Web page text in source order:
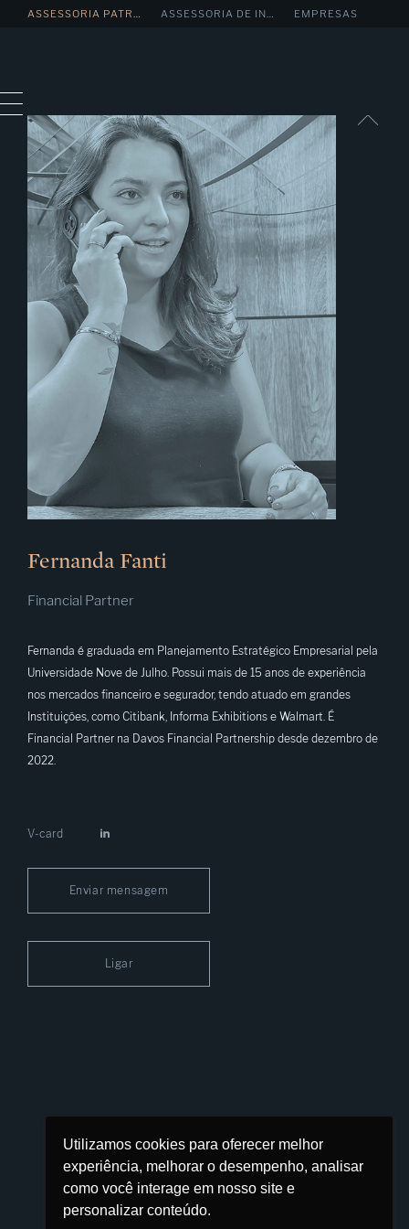
Utilizamos cookies para oferecer melhor
experiência, melhorar o desempenho, analisar
como você interage em nosso site e
personalizar conteúdo.
ASSESSORIA PATRIMONIAL ASSESSORIA DE INVESTIMENTOS EMPRESAS
Fernanda Fanti
Financial Partner
Fernanda é graduada em Planejamento Estratégico Empresarial pela
Universidade Nove de Julho. Possui mais de 15 anos de experiência
nos mercados financeiro e segurador, tendo atuado em grandes
Instituições, como Citibank, Informa Exhibitions e Walmart. É
Financial Partner na Davos Financial Partnership desde dezembro de
2022.
V-card
Enviar mensagem
Ligar
Davos Financial Partnership
/davos-financial-partnership